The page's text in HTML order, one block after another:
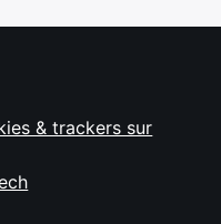
& trackers sur